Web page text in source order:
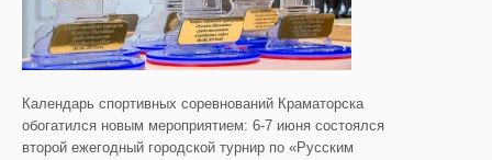
Календарь спортивных соревнований Краматорска
обогатился новым мероприятием: 6-7 июня состоялся
второй ежегодный городской турнир по «Русским